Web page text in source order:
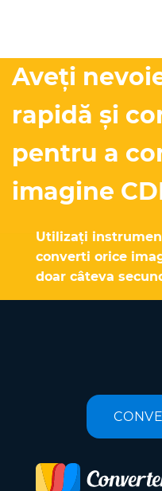
Aveți
rapidă și
pentru a
imagine
Utilizați
converti orice
doar câteva